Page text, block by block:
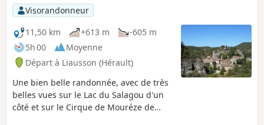
Visorandonneur
11,50 km
+613 m
-605 m
5h 00
Moyenne
Départ à Liausson (Hérault)
Une bien belle randonnée, avec de très
belles vues sur le Lac du Salagou d'un
côté et sur le Cirque de Mouréze de